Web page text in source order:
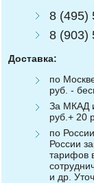
8 (495)
8 (903)
Доставка:
по
руб. -
За МКАД
руб.+ 20
по
России
тарифов
и др.